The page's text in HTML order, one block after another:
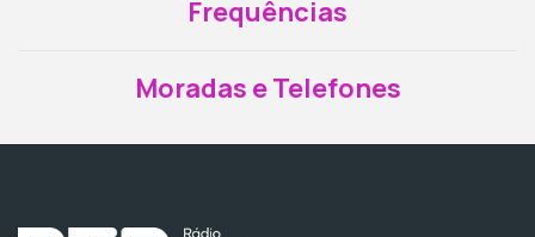
Frequências
Moradas e Telefones